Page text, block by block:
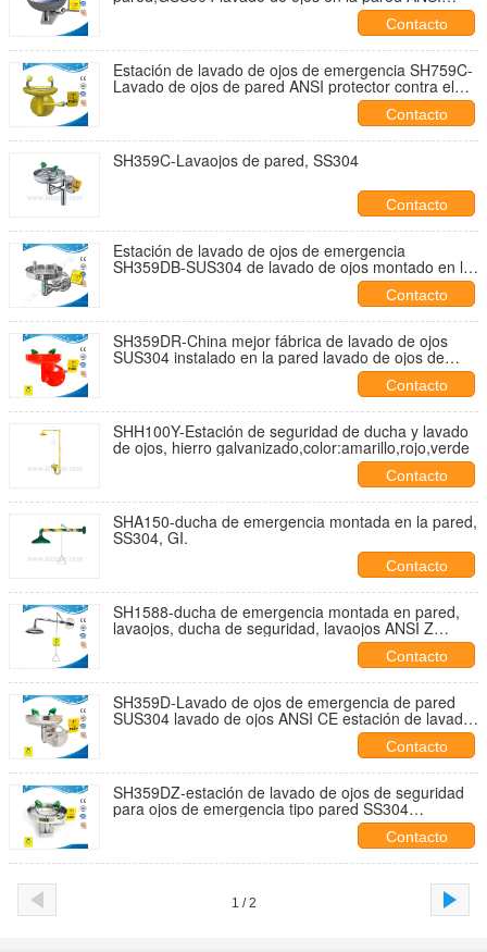
Z358.1-2014 Fabricado en China fábrica de lavado
Contacto
Estación de lavado de ojos de emergencia SH759C-
Lavado de ojos de pared ANSI protector contra el
polvo Lavadora de ojos Estaciones de lavado de
Contacto
SH359C-Lavaojos de pared, SS304
Contacto
Estación de lavado de ojos de emergencia
SH359DB-SUS304 de lavado de ojos montado en la
pared ANSI CE equipo de protección personal de
Contacto
SH359DR-China mejor fábrica de lavado de ojos
SUS304 instalado en la pared lavado de ojos de
Contacto
SHH100Y-Estación de seguridad de ducha y lavado
de ojos, hierro galvanizado,color:amarillo,rojo,verde
Contacto
SHA150-ducha de emergencia montada en la pared,
SS304, GI.
Contacto
SH1588-ducha de emergencia montada en pared,
lavaojos, ducha de seguridad, lavaojos ANSI Z
358.1-2014, fabricado en China, fábrica de lavaojos
Contacto
SH359D-Lavado de ojos de emergencia de pared
SUS304 lavado de ojos ANSI CE estación de lavado
de ojos protector de polvo de lavado de ojos de
Contacto
SH359DZ-estación de lavado de ojos de seguridad
para ojos de emergencia tipo pared SS304
SH359DZ color plateado color amarillo usado para
Contacto
1 / 2